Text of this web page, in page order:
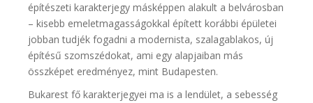
építészeti karakterjegy másképpen alakult a belvárosban
– kisebb emeletmagasságokkal épített korábbi épületei
jobban tudjék fogadni a modernista, szalagablakos, új
építésű szomszédokat, ami egy alapjaiban más
összképet eredményez, mint Budapesten.
Bukarest fő karakterjegyei ma is a lendület, a sebesség